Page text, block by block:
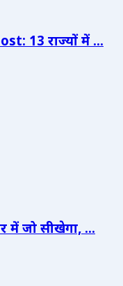
13 राज्यों में ...
में जो सीखेगा, ...